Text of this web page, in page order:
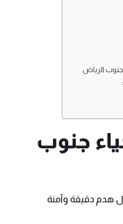
الرياض
جنوب
هدم دقيقة وآمنة